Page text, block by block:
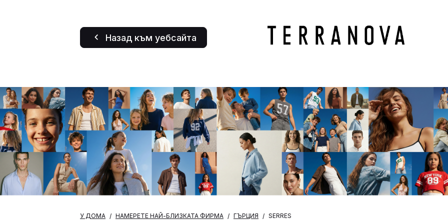
Назад към уебсайта
У ДОМА НАМЕРЕТЕ НАЙ-БЛИЗКАТА ФИРМА ГЪРЦИЯ SERRES